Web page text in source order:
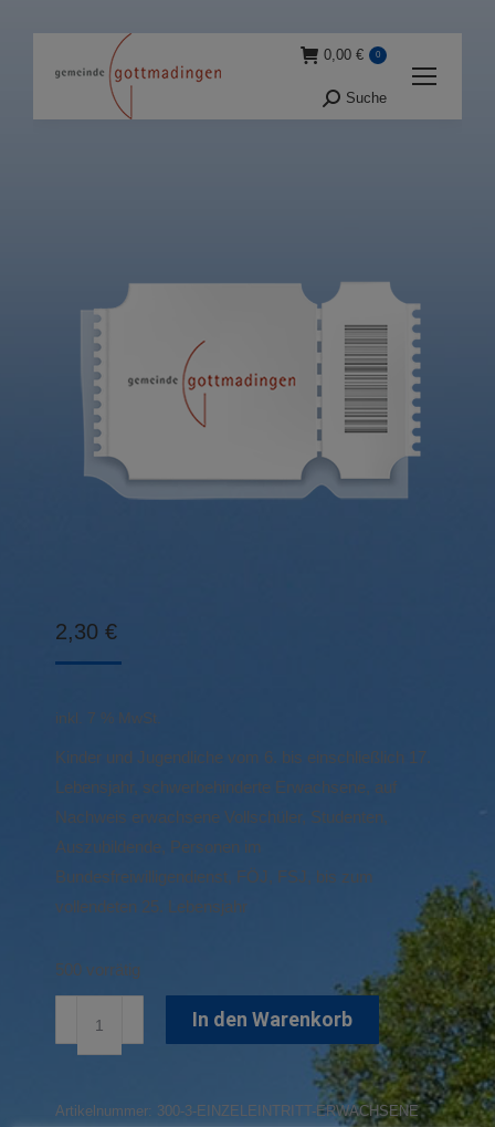
0,00 € 0
Suche:
Suche
2,30 €
inkl. 7 % MwSt.
Kinder und Jugendliche vom 6. bis einschließlich 17.
Lebensjahr, schwerbehinderte Erwachsene, auf
Nachweis erwachsene Vollschüler, Studenten,
Auszubildende, Personen im
Bundesfreiwilligendienst, FÖJ, FSJ, bis zum
vollendeten 25. Lebensjahr
500 vorrätig
In den Warenkorb
Artikelnummer: 300-3-EINZELEINTRITT-ERWACHSENE